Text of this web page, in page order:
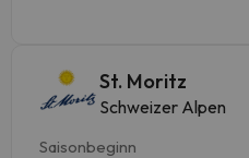
St. Moritz
Schweizer Alpen
Saisonbeginn